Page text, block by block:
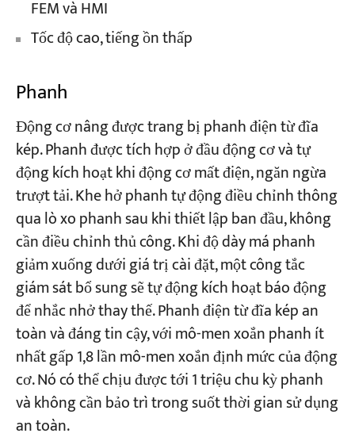
FEM và HMI
Tốc độ cao, tiếng ồn thấp
Phanh
Động cơ nâng được trang bị phanh điện từ đĩa
kép. Phanh được tích hợp ở đầu động cơ và tự
động kích hoạt khi động cơ mất điện, ngăn ngừa
trượt tải. Khe hở phanh tự động điều chỉnh thông
qua lò xo phanh sau khi thiết lập ban đầu, không
cần điều chỉnh thủ công. Khi độ dày má phanh
giảm xuống dưới giá trị cài đặt, một công tắc
giám sát bổ sung sẽ tự động kích hoạt báo động
để nhắc nhở thay thế. Phanh điện từ đĩa kép an
toàn và đáng tin cậy, với mô-men xoắn phanh ít
nhất gấp 1,8 lần mô-men xoắn định mức của động
cơ. Nó có thể chịu được tới 1 triệu chu kỳ phanh
và không cần bảo trì trong suốt thời gian sử dụng
an toàn.